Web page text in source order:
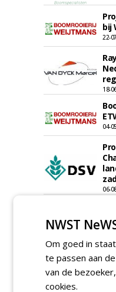
bij
22-
18-
04-
06-
06-
NWST
Om goed in
te passen aan
van de
cookies.